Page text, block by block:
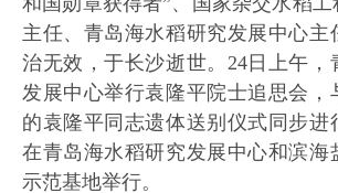
主任、青岛海水稻研究发展中心主
治无效，于长沙逝世。24日上午，
发展中心举行袁隆平院士追思会，
的袁隆平同志遗体送别仪式同步进
在青岛海水稻研究发展中心和滨海
示范基地举行。